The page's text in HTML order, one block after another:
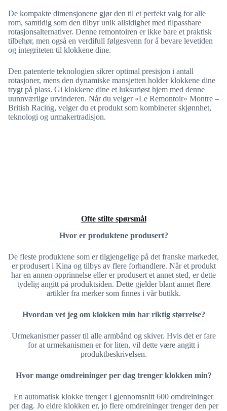
De kompakte dimensjonene gjør den til et perfekt valg for alle
rom, samtidig som den tilbyr unik allsidighet med tilpassbare
rotasjonsalternativer. Denne remontoiren er ikke bare et praktisk
tilbehør, men også en verdifull følgesvenn for å bevare levetiden
og integriteten til klokkene dine.
Den patenterte teknologien sikrer optimal presisjon i antall
rotasjoner, mens den dynamiske mansjetten holder klokkene dine
trygt på plass. Gi klokkene dine et luksuriøst hjem med denne
uunnværlige urvinderen. Når du velger «Le Remontoir» Montre –
British Racing, velger du et produkt som kombinerer skjønnhet,
teknologi og urmakertradisjon.
Ofte stilte spørsmål
Hvor er produktene produsert?
De fleste produktene som er tilgjengelige på det franske markedet,
er produsert i Kina og tilbys av flere forhandlere. Når et produkt
har en annen opprinnelse eller er produsert et annet sted, er dette
tydelig angitt på produktsiden. Dette gjelder blant annet flere
artikler fra merker som finnes i vår butikk.
Hvordan vet jeg om klokken min har riktig størrelse?
Urmekanismer passer til alle armbånd og skiver. Hvis det er fare
for at urmekanismen er for liten, vil dette være angitt i
produktbeskrivelsen.
Hvor mange omdreininger per dag trenger klokken min?
En automatisk klokke trenger i gjennomsnitt 600 omdreininger
per dag. Jo eldre klokken er, jo flere omdreininger trenger den per